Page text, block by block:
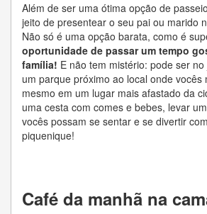
Além de ser uma ótima opção de
jeito de presentear o seu pai ou marido
Não só é uma opção barata, como é
oportunidade de passar um tempo
família! E não tem mistério: pode ser
um parque próximo ao local onde vocês
mesmo em um lugar mais afastado da
uma cesta com comes e bebes, levar
vocês possam se sentar e se divertir
piquenique!
Café da manhã na